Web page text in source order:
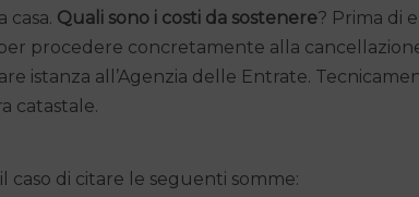
casa. Quali sono i costi da sostenere? Prima di
procedere concretamente alla
istanza all’Agenzia delle Entrate.
catastale.
caso di citare le seguenti somme: